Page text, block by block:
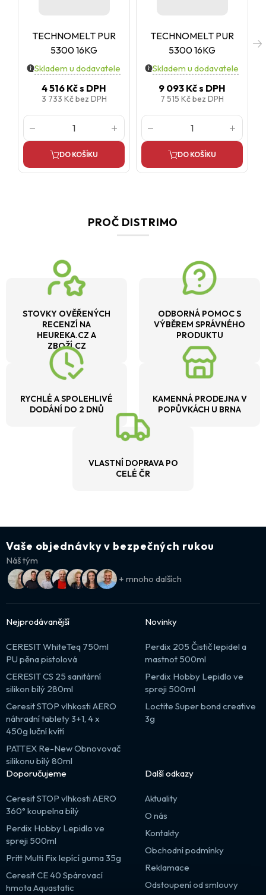
TECHNOMELT PUR
5300 16KG
Skladem u dodavatele
4 516 Kčs DPH
3 733 Kčbez DPH
DO KOŠÍKU
TECHNOMELT PUR
5300 16KG
Skladem u dodavatele
9 093 Kčs DPH
7 515 Kčbez DPH
DO KOŠÍKU
PROČ DISTRIMO
STOVKY OVĚŘENÝCH
RECENZÍ NA
HEUREKA.CZ A
ZBOŽÍ.CZ
ODBORNÁ POMOC S
VÝBĚREM SPRÁVNÉHO
PRODUKTU
RYCHLÉ A SPOLEHLIVÉ
DODÁNÍ DO 2 DNŮ
KAMENNÁ PRODEJNA V
POPŮVKÁCH U BRNA
VLASTNÍ DOPRAVA PO
CELÉ ČR
Vaše objednávky v bezpečných rukou
Náš tým
+ mnoho dalších
Nejprodávanější
CERESIT WhiteTeq 750ml
PU pěna pistolová
CERESIT CS 25 sanitární
silikon bílý 280ml
Ceresit STOP vlhkosti AERO
náhradní tablety 3+1, 4 x
450g luční kvítí
PATTEX Re-New Obnovovač
silikonu bílý 80ml
Novinky
Perdix 205 Čistič lepidel a
mastnot 500ml
Perdix Hobby Lepidlo ve
spreji 500ml
Loctite Super bond creative
3g
Doporučujeme
Ceresit STOP vlhkosti AERO
360° koupelna bílý
Perdix Hobby Lepidlo ve
spreji 500ml
Pritt Multi Fix lepící guma 35g
Ceresit CE 40 Spárovací
hmota Aquastatic
Další odkazy
Aktuality
O nás
Kontakty
Obchodní podmínky
Reklamace
Odstoupení od smlouvy